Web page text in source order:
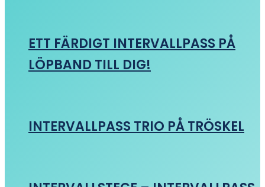
ETT FÄRDIGT INTERVALLPASS PÅ
LÖPBAND TILL DIG!
INTERVALLPASS TRIO PÅ TRÖSKEL